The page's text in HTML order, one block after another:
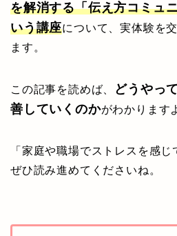
を解消する「伝え方コミュ
いう講座について、実体験を
ます。
この記事を読めば、
どうやっ
善していくのかがわかります
「家庭や職場でストレスを感じ
ぜひ読み進めてくださいね。